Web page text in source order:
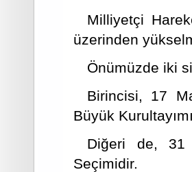
Milliyetçi
üzerinden
Önümüzde iki
Birincisi, 17
Büyük
Diğeri de, 31
Seçimidir.